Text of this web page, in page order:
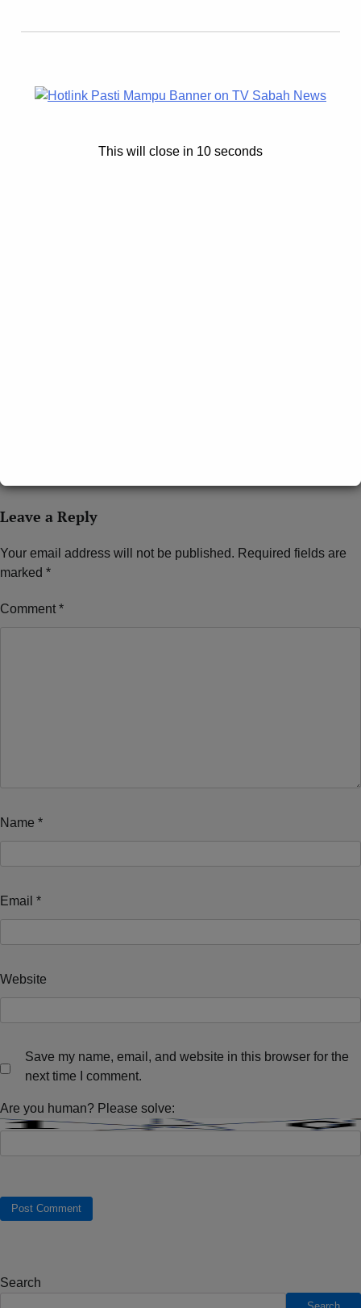
Leave a Reply
Your email address will not be published. Required fields are
marked *
Comment *
Name *
Email *
Website
Save my name, email, and website in this browser for the
next time I comment.
Are you human? Please solve:
Search
This will close in 10 seconds